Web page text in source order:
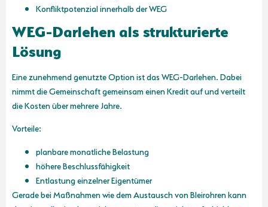
Konfliktpotenzial innerhalb der WEG
WEG-Darlehen als strukturierte
Lösung
Eine zunehmend genutzte Option ist das WEG-Darlehen. Dabei
nimmt die Gemeinschaft gemeinsam einen Kredit auf und verteilt
die Kosten über mehrere Jahre.
Vorteile:
planbare monatliche Belastung
höhere Beschlussfähigkeit
Entlastung einzelner Eigentümer
Gerade bei Maßnahmen wie dem Austausch von Bleirohren kann